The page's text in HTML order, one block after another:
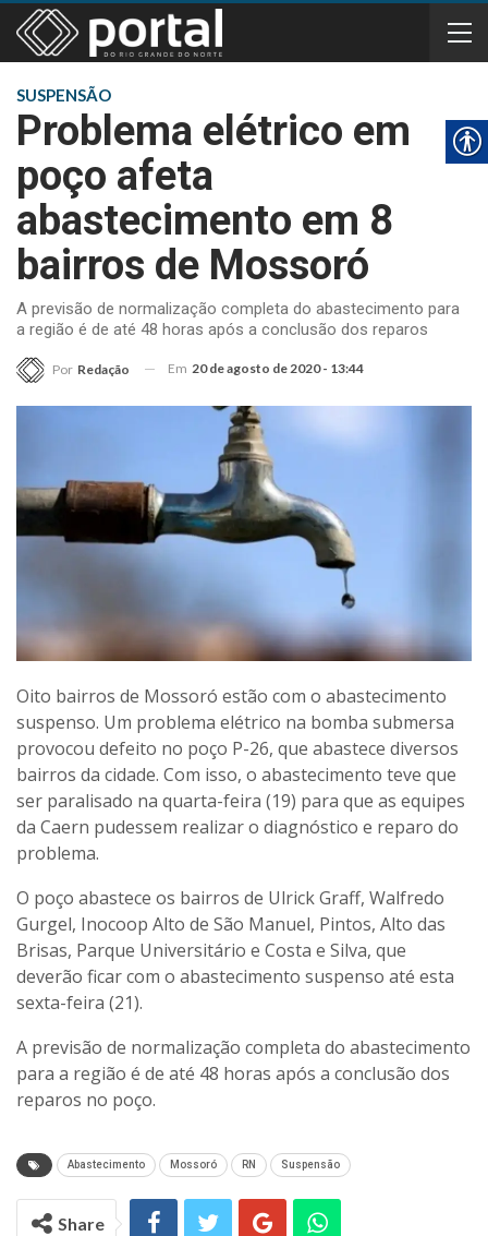
SUSPENSÃO
Problema elétrico em
poço afeta
abastecimento em 8
bairros de Mossoró
A previsão de normalização completa do abastecimento para
a região é de até 48 horas após a conclusão dos reparos
Por Redação Em 20 de agosto de 2020 - 13:44
Oito bairros de Mossoró estão com o abastecimento
suspenso. Um problema elétrico na bomba submersa
provocou defeito no poço P-26, que abastece diversos
bairros da cidade. Com isso, o abastecimento teve que
ser paralisado na quarta-feira (19) para que as equipes
da Caern pudessem realizar o diagnóstico e reparo do
problema.
O poço abastece os bairros de Ulrick Graff, Walfredo
Gurgel, Inocoop Alto de São Manuel, Pintos, Alto das
Brisas, Parque Universitário e Costa e Silva, que
deverão ficar com o abastecimento suspenso até esta
sexta-feira (21).
A previsão de normalização completa do abastecimento
para a região é de até 48 horas após a conclusão dos
reparos no poço.
Abastecimento Mossoró RN Suspensão
Share